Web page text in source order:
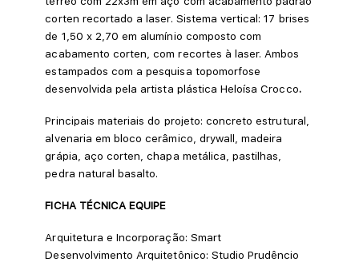
corten recortado a laser. Sistema vertical: 17 brises
de 1,50 x 2,70 em alumínio composto com
acabamento corten, com recortes à laser. Ambos
estampados com a pesquisa topomorfose
desenvolvida pela artista plástica Heloísa Crocco.
Principais materiais do projeto: concreto estrutural,
alvenaria em bloco cerâmico, drywall, madeira
grápia, aço corten, chapa metálica, pastilhas,
pedra natural basalto.
FICHA TÉCNICA EQUIPE
Arquitetura e Incorporação: Smart
Desenvolvimento Arquitetônico: Studio Prudêncio